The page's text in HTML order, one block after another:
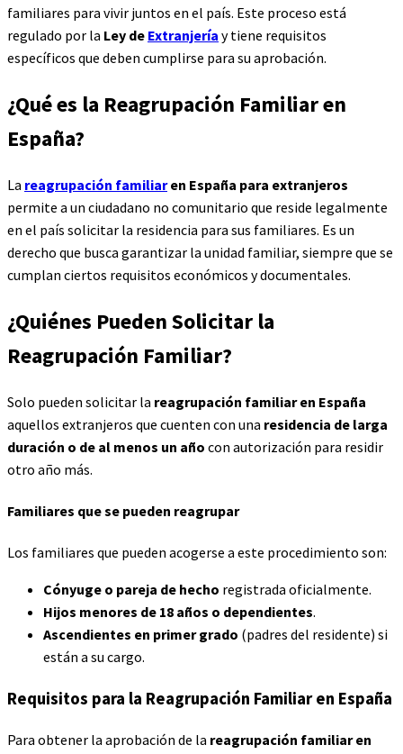
familiares para vivir juntos en el país. Este proceso está
regulado por la Ley de Extranjería y tiene requisitos
específicos que deben cumplirse para su aprobación.
¿Qué es la Reagrupación Familiar en
España?
La reagrupación familiaren España para extranjeros
permite a un ciudadano no comunitario que reside legalmente
en el país solicitar la residencia para sus familiares. Es un
derecho que busca garantizar la unidad familiar, siempre que se
cumplan ciertos requisitos económicos y documentales.
¿Quiénes Pueden Solicitar la
Reagrupación Familiar?
Solo pueden solicitar la reagrupación familiar en España
aquellos extranjeros que cuenten con una residencia de larga
duración o de al menos un año con autorización para residir
otro año más.
Familiares que se pueden reagrupar
Los familiares que pueden acogerse a este procedimiento son:
Cónyuge o pareja de hecho registrada oficialmente.
Hijos menores de 18 años o dependientes.
Ascendientes en primer grado (padres del residente) si
están a su cargo.
Requisitos para la Reagrupación Familiar en España
Para obtener la aprobación de la reagrupación familiar en